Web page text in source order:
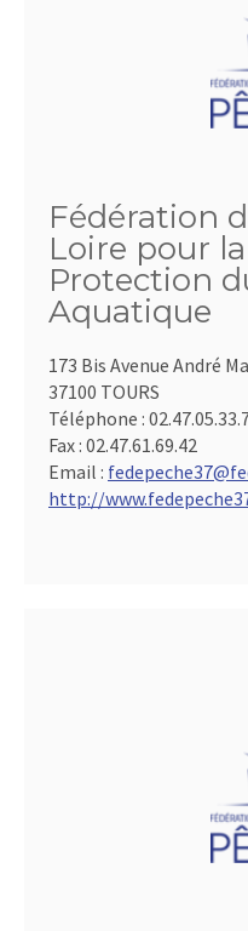
Fédération
Loire pour
Protection
Aquatique
173 Bis Avenue André
37100 TOURS
Téléphone :
Fax : 02.47.61.69.42
Email :
http://